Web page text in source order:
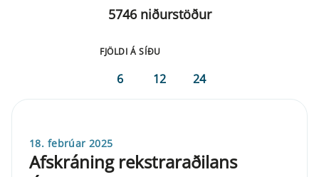
5746 niðurstöður
FJÖLDI Á SÍÐU
6 12 24
18. febrúar 2025
Afskráning rekstraraðilans